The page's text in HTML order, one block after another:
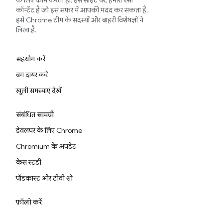
कॉन्टेंट है जो इस सफ़र में आपकी मदद कर सकता है.
इसे Chrome टीम के सदस्यों और बाहरी विशेषज्ञों ने
लिखा है.
सहयोग करें
बग दायर करें
खुली समस्याएं देखें
संबंधित सामग्री
डेवलपर के लिए Chrome
Chromium के अपडेट
केस स्टडी
पॉडकास्ट और टीवी शो
फ़ॉलो करें